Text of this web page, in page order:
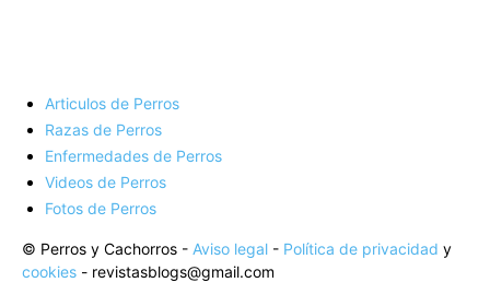
Articulos de Perros
Razas de Perros
Enfermedades de Perros
Videos de Perros
Fotos de Perros
© Perros y Cachorros - Aviso legal - Política de privacidad y
cookies - revistasblogs@gmail.com